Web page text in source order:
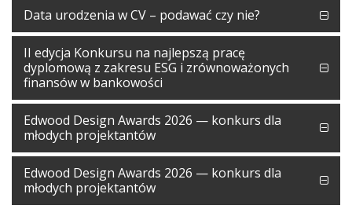
Data urodzenia w CV – podawać czy nie?
II edycja Konkursu na najlepszą pracę
dyplomową z zakresu ESG i zrównoważonych
finansów w bankowości
Edwood Design Awards 2026 — konkurs dla
młodych projektantów
Edwood Design Awards 2026 — konkurs dla
młodych projektantów